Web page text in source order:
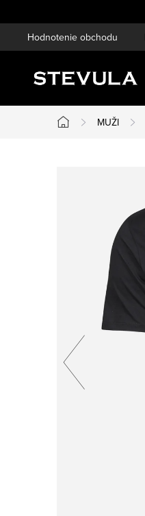
na
Hodnotenie obchodu
Domov
MUŽI